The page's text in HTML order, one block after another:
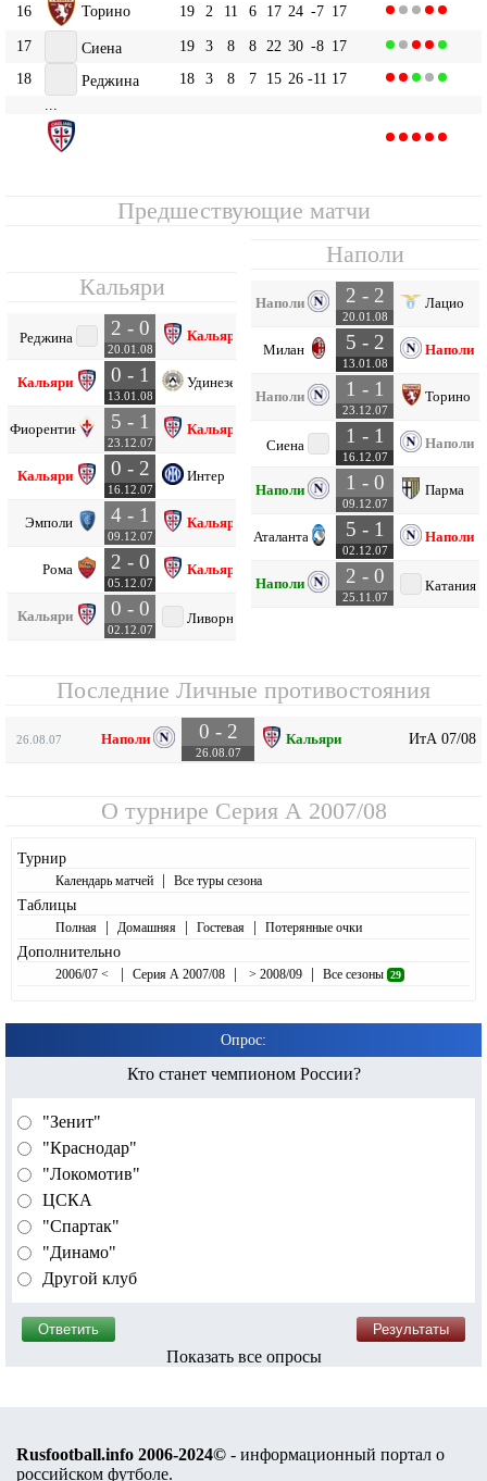
16 Торино 19 2 11 6 17 24 -7 17
17
Сиена 19 3 8 8 22 30 -8 17
18
Реджина 18 3 8 7 15 26 -11 17
Предшествующие матчи
Кальяри
Реджина 2 - 0
20.01.08
Кальяри
Кальяри 0 - 1
13.01.08
Удинезе
Фиорентина 5 - 1
23.12.07
Кальяри
Кальяри 0 - 2
16.12.07
Интер
Эмполи 4 - 1
09.12.07
Кальяри
Рома 2 - 0
05.12.07
Кальяри
Кальяри 0 - 0
02.12.07
Ливорно
Наполи
Наполи 2 - 2
20.01.08
Лацио
Милан 5 - 2
13.01.08
Наполи
Наполи 1 - 1
23.12.07
Торино
Сиена 1 - 1
16.12.07
Наполи
Наполи 1 - 0
09.12.07
Парма
Аталанта 5 - 1
02.12.07
Наполи
Наполи 2 - 0
25.11.07
Катания
Последние Личные противостояния
26.08.07 Наполи 0 - 2
26.08.07
Кальяри ИтА 07/08
О турнире Серия А 2007/08
Турнир
Календарь матчей | Все туры сезона
Таблицы
Полная | Домашняя | Гостевая | Потерянные очки
Дополнительно
2006/07 < | Серия А 2007/08 | > 2008/09 | Все сезоны 29
Опрос:
Кто станет чемпионом России?
"Зенит"
"Краснодар"
"Локомотив"
ЦСКА
"Спартак"
"Динамо"
Другой клуб
Показать все опросы
Rusfootball.info 2006-2024© - информационный портал о
российском футболе.